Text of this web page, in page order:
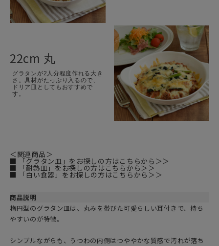
22cm 丸
グラタンが2人分程度作れる大き
さ。具材がたっぷり入るので、
ドリア皿としてもおすすめで
す。
＜関連商品＞
■ 「グラタン皿」をお探しの方はこちらから＞＞
■ 「耐熱皿」をお探しの方はこちらから＞＞
■ 「白い食器」をお探しの方はこちらから＞＞
商品説明
楕円型のグラタン皿は、丸みを帯びた可愛らしい耳付きで、持ち
やすいのが特徴。
シンプルながらも、うつわの内側はつややかな質感で汚れが落ち